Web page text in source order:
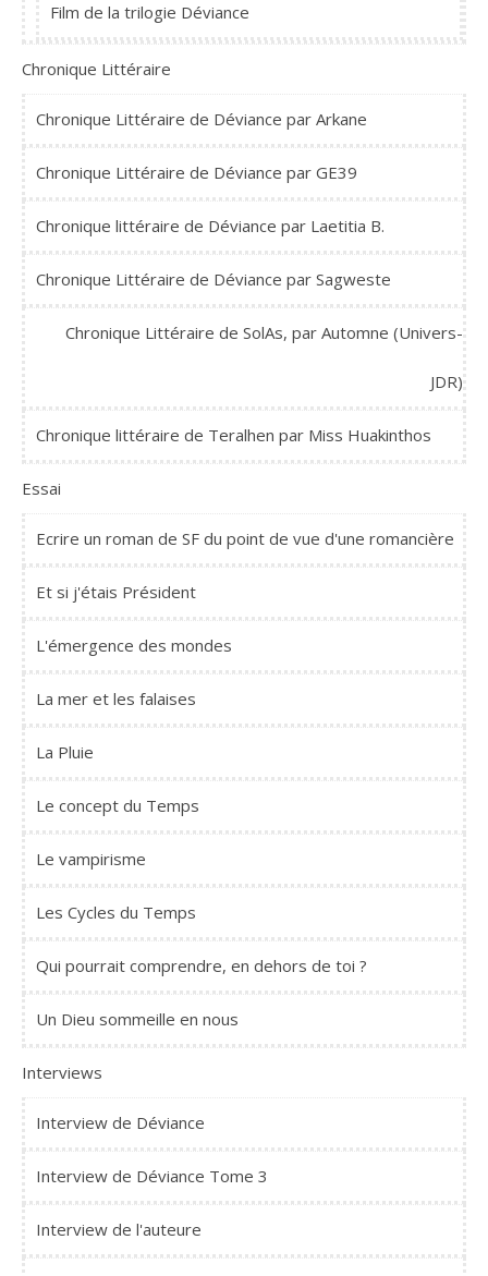
Film de la trilogie Déviance
Chronique Littéraire
Chronique Littéraire de Déviance par Arkane
Chronique Littéraire de Déviance par GE39
Chronique littéraire de Déviance par Laetitia B.
Chronique Littéraire de Déviance par Sagweste
Chronique Littéraire de SolAs, par Automne (Univers-
JDR)
Chronique littéraire de Teralhen par Miss Huakinthos
Essai
Ecrire un roman de SF du point de vue d'une romancière
Et si j'étais Président
L'émergence des mondes
La mer et les falaises
La Pluie
Le concept du Temps
Le vampirisme
Les Cycles du Temps
Qui pourrait comprendre, en dehors de toi ?
Un Dieu sommeille en nous
Interviews
Interview de Déviance
Interview de Déviance Tome 3
Interview de l'auteure